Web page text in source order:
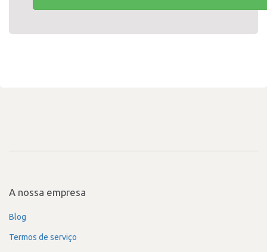
A nossa empresa
Blog
Termos de serviço